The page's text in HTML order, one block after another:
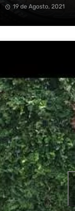
19 de Agosto, 2021